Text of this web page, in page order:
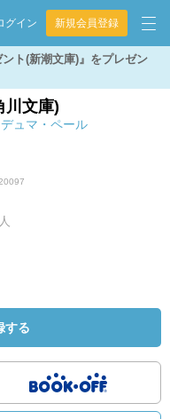
グイン 新規会員登録
ト(新潮文庫)』をプレゼン
川文庫)
ュマ・ペール
人
する